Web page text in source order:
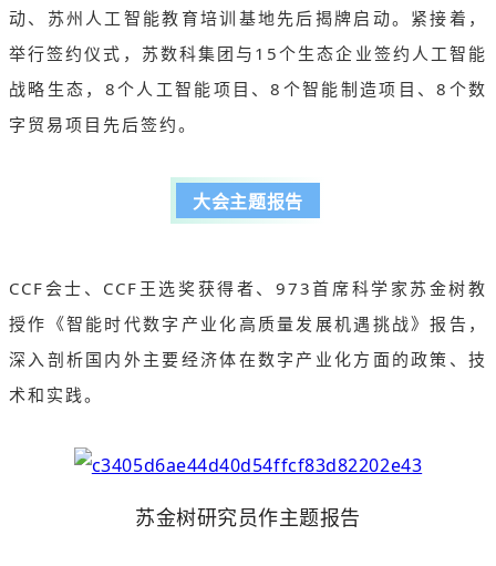
动、苏州人工智能教育培训基地先后揭牌启动。紧接着，
举行签约仪式，苏数科集团与15个生态企业签约人工智能
战略生态，8个人工智能项目、8个智能制造项目、8个数
字贸易项目先后签约。
大会主题报告
CCF会士、CCF王选奖获得者、973首席科学家苏金树教
授作《智能时代数字产业化高质量发展机遇挑战》报告，
深入剖析国内外主要经济体在数字产业化方面的政策、技
术和实践。
苏金树研究员作主题报告